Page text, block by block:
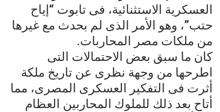
العسكرية الاستثنائية، فى تابوت “إياح
حتب”، وهو الأمر الذى لم بحدث مع غيرها
من ملكات مصر المحاربات.
كان ما سبق بعض الاحتمالات التى
اطرحها من وجهة نظرى عن تاريخ ملكة
أثرت فى التفكير العسكرى المصرى، مما
أتاح بعد ذلك للملوك المحاربين العظام